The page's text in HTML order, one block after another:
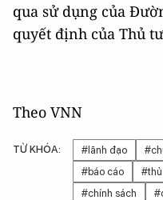
qua sử dụng của
quyết định của Thủ
Theo VNN
TỪ KHÓA: #lãnh đạo
#báo cáo
#chính sách